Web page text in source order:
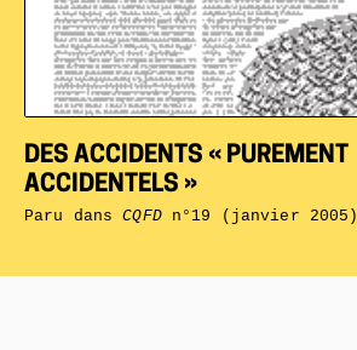
DES ACCIDENTS « PUREMENT
ACCIDENTELS »
Paru dansCQFDn°19 (janvier 2005)